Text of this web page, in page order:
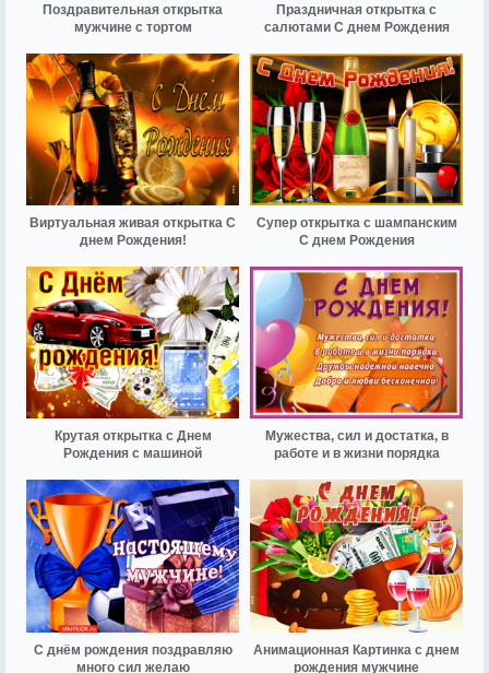
Поздравительная открытка
мужчине с тортом
Праздничная открытка с
салютами С днем Рождения
Виртуальная живая открытка С
днем Рождения!
Супер открытка с шампанским
С днем Рождения
Крутая открытка с Днем
Рождения с машиной
Мужества, сил и достатка, в
работе и в жизни порядка
С днём рождения поздравляю
много сил желаю
Анимационная Картинка с днем
рождения мужчине